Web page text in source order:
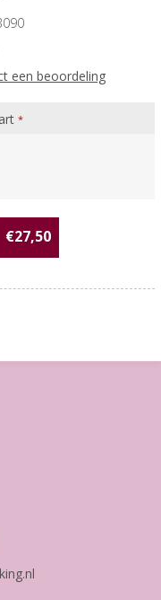
een beoordeling
*
€27,50